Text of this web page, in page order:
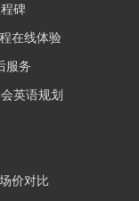
碑
在线体验
服务
英语规划
价对比